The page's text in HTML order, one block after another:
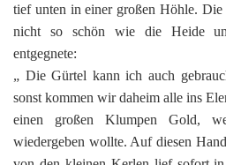
tief unten in einer großen Höhle.
nicht so schön wie die Heide
entgegnete:
„ Die Gürtel kann ich auch
sonst kommen wir daheim alle ins
einen großen Klumpen Gold,
wiedergeben wollte. Auf diesen